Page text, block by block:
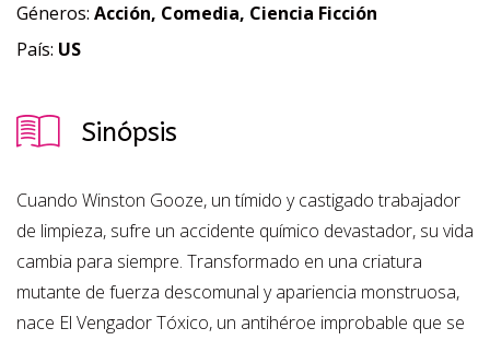
Géneros: Acción, Comedia, Ciencia Ficción
País: US
Sinópsis
Cuando Winston Gooze, un tímido y castigado trabajador
de limpieza, sufre un accidente químico devastador, su vida
cambia para siempre. Transformado en una criatura
mutante de fuerza descomunal y apariencia monstruosa,
nace El Vengador Tóxico, un antihéroe improbable que se